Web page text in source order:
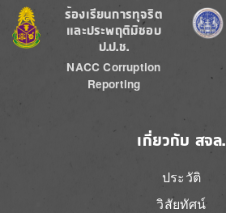
Image
ร้องเรียนการทุจริต
และประพฤติมิชอบ
ป.ป.ช.
NACC Corruption
Reporting
Image
เกี่ยวกับ สจล.
ประวัติ
วิสัยทัศน์